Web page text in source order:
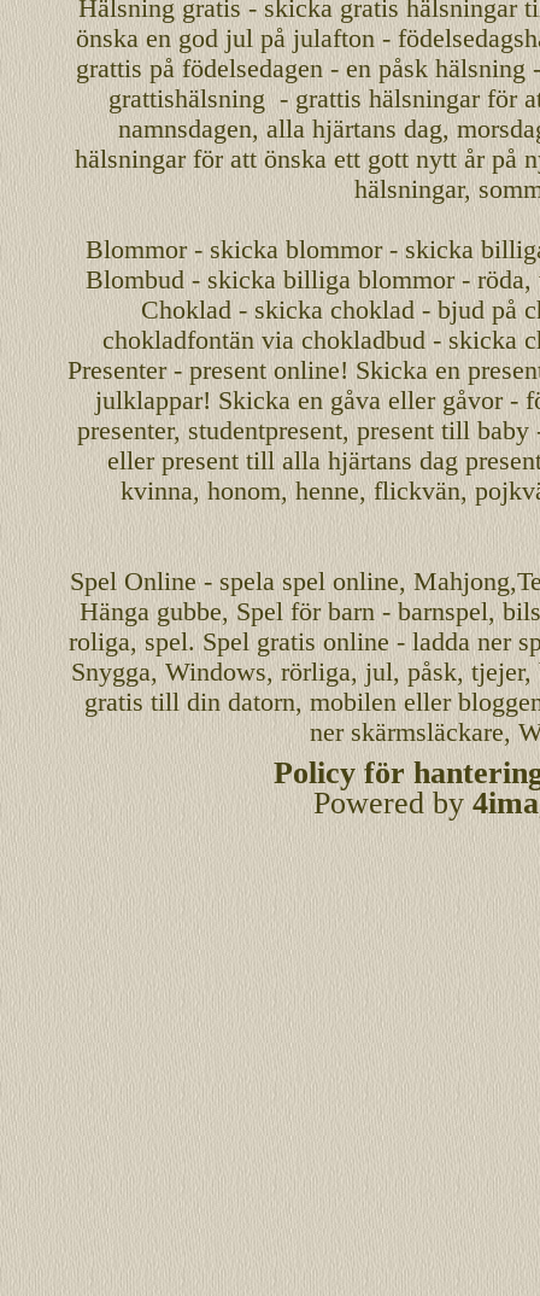
Hälsning gratis - skicka gratis
önska engod julpå julafton -
grattis på födelsedagen - en påsk
grattishälsning - grattis hälsningar för
namnsdagen,alla hjärtans dag,
hälsningar för att önska ettgott nytt årpå
hälsningar,
Blommor - skicka blommor - skicka
Blombud - skicka billiga blommor -
Choklad - skicka choklad - bjud på
chokladfontän via chokladbud - skicka
Presenter - present online! Skicka en
julklappar! Skicka en gåva eller gåvor -
presenter, studentpresent, present till
eller present till alla hjärtans dag
kvinna, honom, henne, flickvän,
Spel Online- spela spel online, Mahjong
Hänga gubbe, Spel för barn - barnspel,
roliga,spel. Spel gratis online - ladda ner
Snygga, Windows, rörliga, jul, påsk, tjejer,
gratistill din datorn, mobilen eller
ner skärmsläckare,
Policy för
Powered by